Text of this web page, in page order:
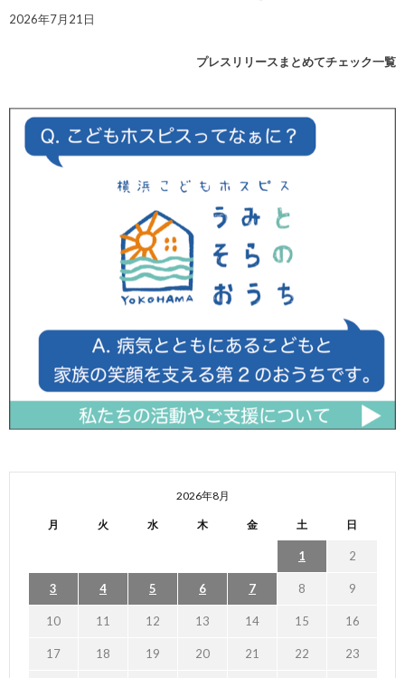
2026年7月21日
プレスリリースまとめてチェック一覧
2026年8月
月 火 水 木 金 土 日
1 2
3 4 5 6 7 8 9
10 11 12 13 14 15 16
17 18 19 20 21 22 23